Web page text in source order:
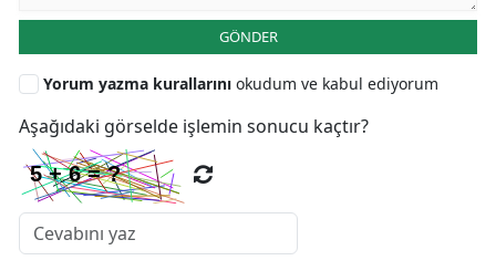
GÖNDER
Yorum yazma kurallarını okudum ve kabul ediyorum
Aşağıdaki görselde işlemin sonucu kaçtır?